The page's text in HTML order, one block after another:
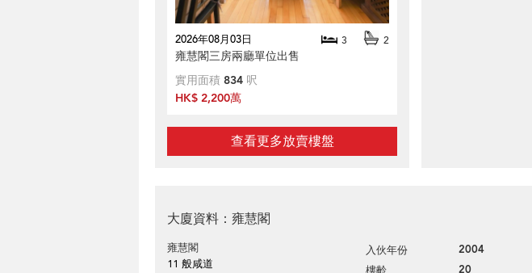
2026年08月03日 3 2
雍慧閣三房兩廳單位出售
實用面積 834 呎
HK$ 2,200萬
查看更多放賣樓盤
大廈資料：雍慧閣
雍慧閣
11 般咸道
入伙年份 2004
樓齡 20